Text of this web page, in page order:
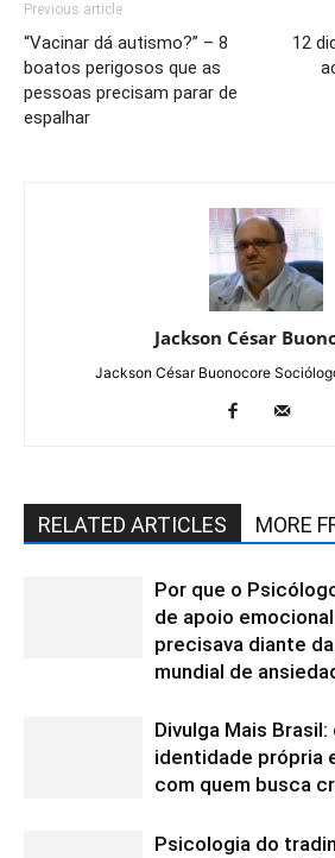
Previous article
“Vacinar dá autismo?” – 8
boatos perigosos que as
pessoas precisam parar de
espalhar
12
Jackson César
Jackson César Buonocore
RELATED ARTICLES MORE
Por que o
de apoio
precisava diante
mundial de
Divulga Mais
identidade própria
com quem busca
Psicologia do